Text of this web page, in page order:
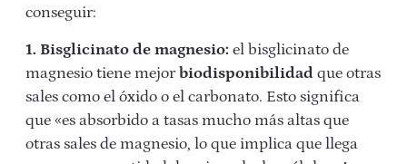
conseguir:
1. Bisglicinato de magnesio: el bisglicinato de
magnesio tiene mejorbiodisponibilidad que otras
sales como el óxido o el carbonato. Esto significa
que «es absorbido a tasas mucho más altas que
otras sales de magnesio, lo que implica que llega